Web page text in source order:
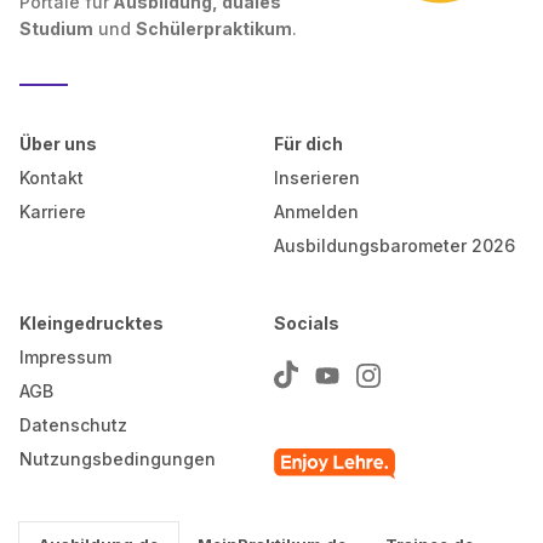
Studium und Schülerpraktikum.
Über uns
Kontakt
Karriere
Für dich
Inserieren
Anmelden
Ausbildungsbarometer 2026
Kleingedrucktes
Impressum
AGB
Datenschutz
Nutzungsbedingungen
Socials